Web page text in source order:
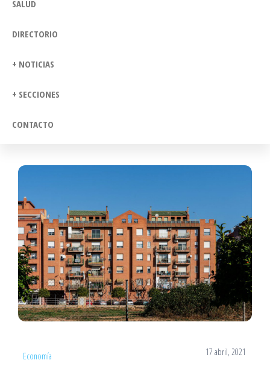
SALUD
DIRECTORIO
+ NOTICIAS
+ SECCIONES
CONTACTO
Economía 17 abril, 2021